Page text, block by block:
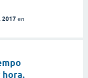
2017 en
hora.